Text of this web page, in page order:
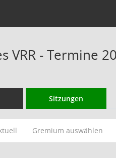
VRR - Termine
Sitzungen
Gremium auswählen